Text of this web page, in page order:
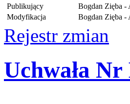
Publikujący
Bogdan Zięba -
Modyfikacja
Bogdan Zięba -
Rejestr zmian
Uchwała